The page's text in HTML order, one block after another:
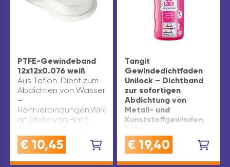
PTFE-Gewindeband
12x12x0.076 weiß
Aus Teflon. Dient zum
Abdichten von Wasser
–
Rohrverbindungen.Wird
an Stelle von Hanf,
Minium verwendet.
Achtung:Die
€ 10,45
Tangit
Gewindedichtfaden
Unilock – Dichtband
zur sofortigen
Abdichtung von
Metall- und
Kunststoffgewinden,
VERWENDUNG: dieses
Gewindedichtband
€ 19,40